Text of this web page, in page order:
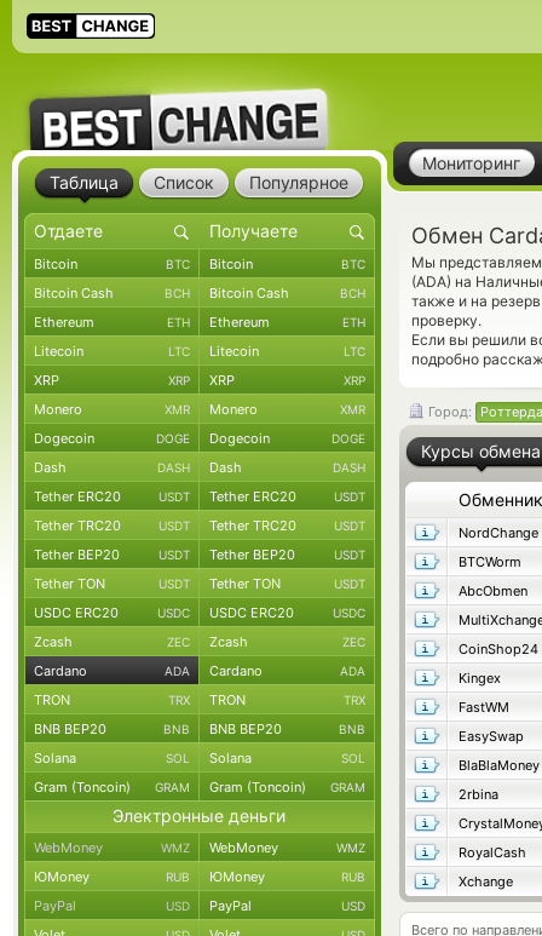
Мониторинг
Обмен
Мы представляем
(ADA) на
также и на
проверку.
Если вы решили
подробно
Город:
Курсы обмена
Обменник
NordChange
BTCWorm
AbcObmen
CoinShop24
Kingex
FastWM
EasySwap
BlaBlaMoney
2rbina
RoyalCash
Xchange
Всего по
Таблица Список Популярное
Bitcoin BTC Bitcoin BTC
Bitcoin Cash BCH Bitcoin Cash BCH
Ethereum ETH Ethereum ETH
Litecoin LTC Litecoin LTC
XRP XRP XRP XRP
Monero XMR Monero XMR
Dogecoin DOGE Dogecoin DOGE
Dash DASH Dash DASH
Tether ERC20 USDT Tether ERC20 USDT
Tether TRC20 USDT Tether TRC20 USDT
Tether BEP20 USDT Tether BEP20 USDT
Tether TON USDT Tether TON USDT
USDC ERC20 USDC USDC ERC20 USDC
Zcash ZEC Zcash ZEC
Cardano ADA Cardano ADA
TRON TRX TRON TRX
BNB BEP20 BNB BNB BEP20 BNB
Solana SOL Solana SOL
Gram (Toncoin) GRAM Gram (Toncoin) GRAM
Электронные деньги
WebMoney WMZ WebMoney WMZ
ЮMoney RUB ЮMoney RUB
PayPal USD PayPal USD